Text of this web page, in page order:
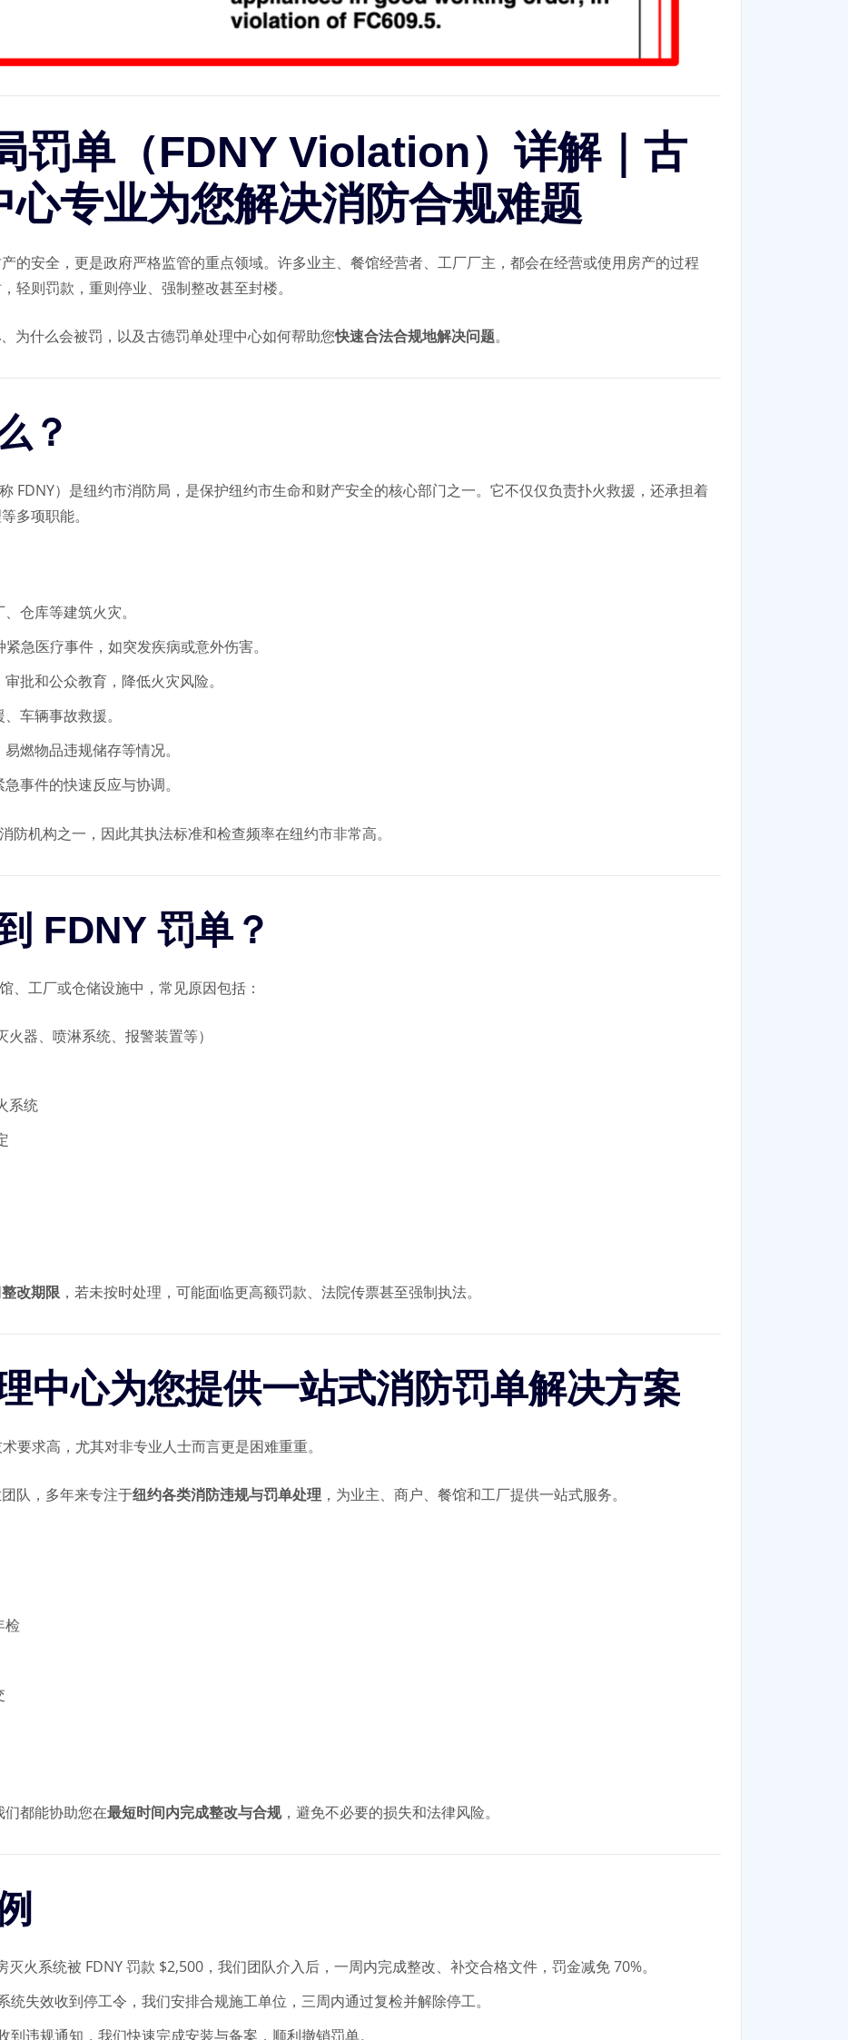
罚单（FDNY Violation）详解｜古
心专业为您解决消防合规难题
的安全，更是政府严格监管的重点领域。许多业主、餐馆经营者、工厂厂主，都会在经营或使用房产的过程
轻则罚款，重则停业、强制整改甚至封楼。
、为什么会被罚，以及古德罚单处理中心如何帮助您快速合法合规地解决问题。
？
称 FDNY）是纽约市消防局，是保护纽约市生命和财产安全的核心部门之一。它不仅仅负责扑火救援，还承担着
多项职能。
仓库等建筑火灾。
紧急医疗事件，如突发疾病或意外伤害。
审批和公众教育，降低火灾风险。
车辆事故救援。
燃物品违规储存等情况。
事件的快速反应与协调。
防机构之一，因此其执法标准和检查频率在纽约市非常高。
FDNY 罚单？
、工厂或仓储设施中，常见原因包括：
火器、喷淋系统、报警装置等）
系统
整改期限 ，若未按时处理，可能面临更高额罚款、法院传票甚至强制执法。
中心为您提供一站式消防罚单解决方案
要求高，尤其对非专业人士而言更是困难重重。
队，多年来专注于纽约各类消防违规与罚单处理 ，为业主、商户、餐馆和工厂提供一站式服务。
检
们都能协助您在最短时间内完成整改与合规，避免不必要的损失和法律风险。
火系统被 FDNY 罚款 $2,500，我们团队介入后，一周内完成整改、补交合格文件，罚金减免 70%。
失效收到停工令，我们安排合规施工单位，三周内通过复检并解除停工。
违规通知，我们快速完成安装与备案，顺利撤销罚单。